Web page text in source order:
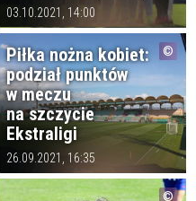
03.10.2021, 14:00
Piłka nożna kobiet:
podział punktów
w meczu
na szczycie
Ekstraligi
26.09.2021, 16:35